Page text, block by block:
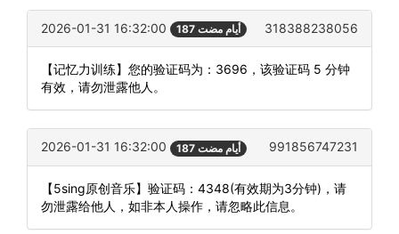
2026-01-31 16:32:00 187 أيام مضت 318388238056
【记忆力训练】您的验证码为：3696，该验证码 5 分钟
有效，请勿泄露他人。
2026-01-31 16:32:00 187 أيام مضت 991856747231
【5sing原创音乐】验证码：4348(有效期为3分钟)，请
勿泄露给他人，如非本人操作，请忽略此信息。